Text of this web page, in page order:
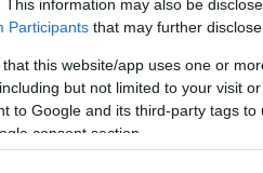
This information may also be
Participants that may further
that this website/app uses one or
but not limited to your visit
to Google and its third-party tags
consent section.
13 οχήματα, 6
ΟΤΑ.